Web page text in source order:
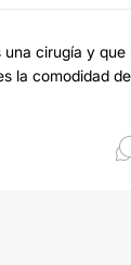
cirugía y que
la comodidad de